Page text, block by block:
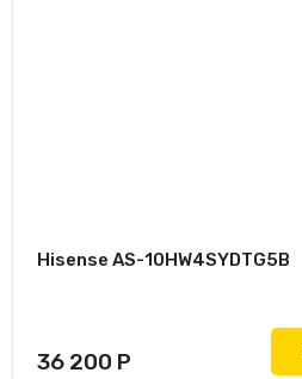
Hisense AS-10HW4SYDTG5B
36 200 Р